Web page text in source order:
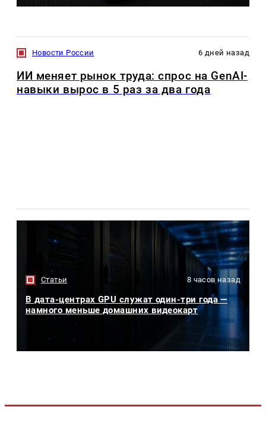
Новости России 6 дней назад
ИИ меняет рынок труда: спрос на GenAI-
навыки вырос в 5 раз за два года
Статьи 8 часов назад
В дата-центрах GPU служат один-три года —
намного меньше домашних видеокарт